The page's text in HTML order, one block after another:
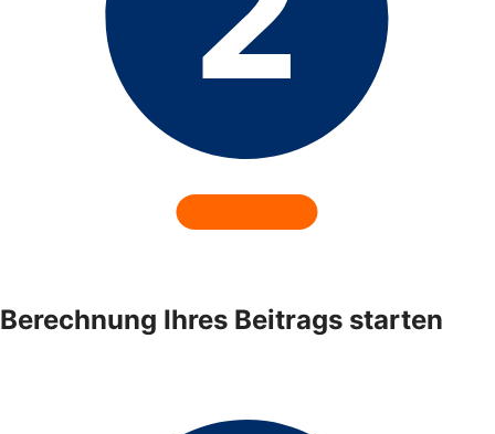
Berechnung Ihres Beitrags starten